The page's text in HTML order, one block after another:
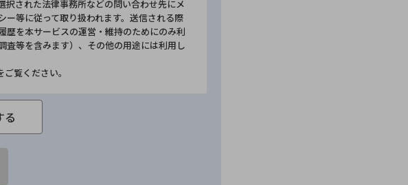
された法律事務所などの問い合わせ先にメ
等に従って取り扱われます。送信される際
歴を本サービスの運営・維持のためにのみ利
査等を含みます）、その他の用途には利用し
ご覧ください。
る